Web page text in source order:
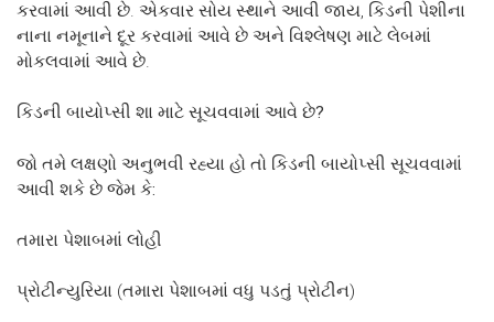
કરવામાં આવી છે. એકવાર સોય સ્થાને આવી જાય, કિડની પેશીના
નાના નમૂનાને દૂર કરવામાં આવે છે અને વિશ્લેષણ માટે લેબમાં
મોકલવામાં આવે છે.
કિડની બાયોપ્સી શા માટે સૂચવવામાં આવે છે?
જો તમે લક્ષણો અનુભવી રહ્યા હો તો કિડની બાયોપ્સી સૂચવવામાં
આવી શકે છે જેમ કે:
તમારા પેશાબમાં લોહી
પ્રોટીન્યુરિયા (તમારા પેશાબમાં વધુ પડતું પ્રોટીન)